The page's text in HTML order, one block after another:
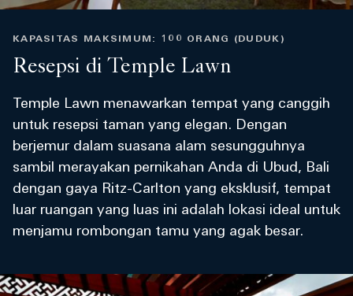
KAPASITAS MAKSIMUM: 100 ORANG (DUDUK)
Resepsi di Temple Lawn
Temple Lawn menawarkan tempat yang canggih
untuk resepsi taman yang elegan. Dengan
berjemur dalam suasana alam sesungguhnya
sambil merayakan pernikahan Anda di Ubud, Bali
dengan gaya Ritz-Carlton yang eksklusif, tempat
luar ruangan yang luas ini adalah lokasi ideal untuk
menjamu rombongan tamu yang agak besar.